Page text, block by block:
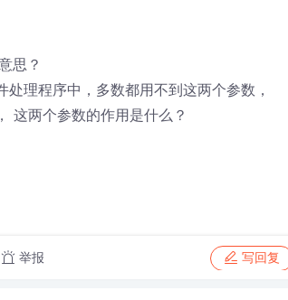
思？
理程序中，多数都用不到这两个参数，
这两个参数的作用是什么？
举报 写回复